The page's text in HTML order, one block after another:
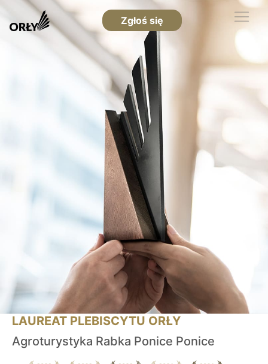
Zgłoś się
LAUREAT PLEBISCYTU ORŁY
Agroturystyka Rabka Ponice Ponice